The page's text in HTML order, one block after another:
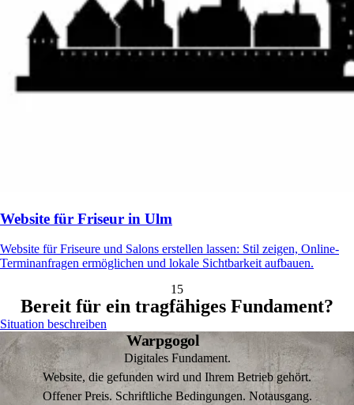
Website für Friseur in Ulm
Website für Friseure und Salons erstellen lassen: Stil zeigen, Online-
Terminanfragen ermöglichen und lokale Sichtbarkeit aufbauen.
15
Bereit für ein tragfähiges Fundament?
Situation beschreiben
Warpgogol
Digitales Fundament.
Website, die gefunden wird und Ihrem Betrieb gehört.
Offener Preis. Schriftliche Bedingungen. Notausgang.